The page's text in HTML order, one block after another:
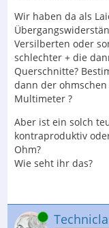
Wir haben da als
Versilberten oder
schlechter + die
Querschnitte?
dann der
Multimeter ?
Aber ist ein solch
kontraproduktiv
Ohm?
Wie seht ihr das?
Online